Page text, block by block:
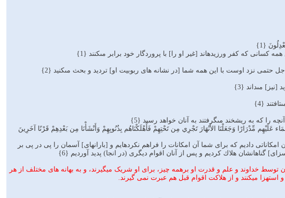
{1}
كسانى كه كفر ورزيده‏اند [غير او را] با پروردگار خود برابر مى‏كنند {1}
نزد اوست با اين همه شما [در نشانه های ربوبیت او] ترديد و بحث مى‏كنيد {2}
مى‏داند {3}
{4}
كه به ريشخند مى‏گرفتند به آنان خواهد رسيد {5}
مِّدْرَارًا وَجَعَلْنَا الأَنْهَارَ تَجْرِي مِن تَحْتِهِمْ فَأَهْلَكْنَاهُم بِذُنُوبِهِمْ وَأَنْشَأْنَا مِن بَعْدِهِمْ قَرْنًا آخَرِينَ
امكاناتى داديم كه براى شما آن امكانات را فراهم نكرده‏ايم و [بارانهاى] آسمان را پى در پى بر
گناهانشان هلاك كرديم و پس از آنان اقوام ديگرى (در انجا) پديد آورديم {6}
و انسان توسط خداوند و علم و قدرت او برهمه چیز، برای او شریک میگیرند، و به بهانه های مختلف از هر
استهزا میکنند و از هلاکت اقوام قبل هم عبرت نمی گیرند.